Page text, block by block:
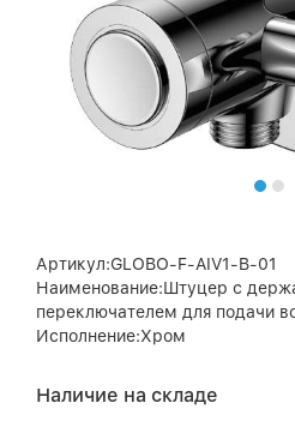
Артикул:GLOBO-F-AIV1-B-01
Наименование:Штуцер с
переключателем для подачи
Исполнение:Хром
Наличие на складе